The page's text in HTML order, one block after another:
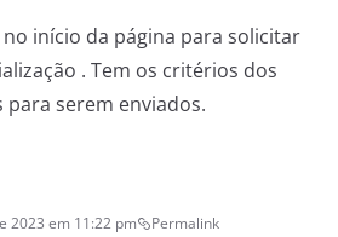
início da página para solicitar
. Tem os critérios dos
serem enviados.
2023 em 11:22 pm Permalink